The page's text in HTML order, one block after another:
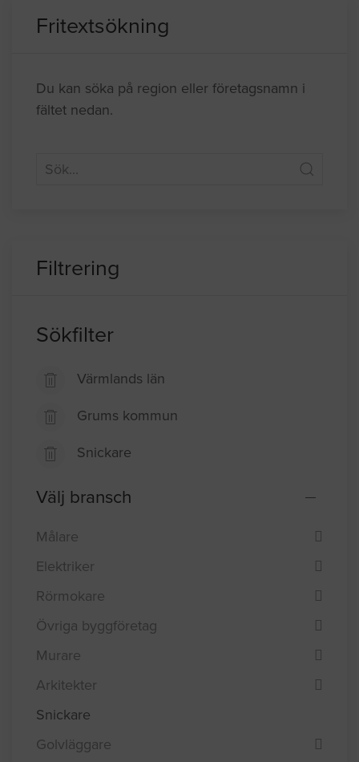
Fritextsökning
Du kan söka på region eller företagsnamn i
fältet nedan.
Filtrering
Sökfilter
Värmlands län
Grums kommun
Snickare
Välj bransch
Målare
Elektriker
Rörmokare
Övriga byggföretag
Murare
Arkitekter
Snickare
Golvläggare